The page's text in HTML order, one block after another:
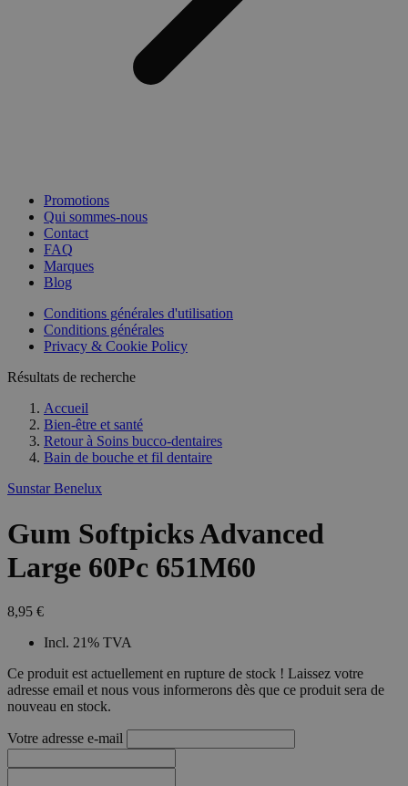
Promotions
Qui sommes-nous
Contact
FAQ
Marques
Blog
Conditions générales d'utilisation
Conditions générales
Privacy & Cookie Policy
Résultats de recherche
Accueil
Bien-être et santé
Retour à Soins bucco-dentaires
Bain de bouche et fil dentaire
Sunstar Benelux
Gum Softpicks Advanced
Large 60Pc 651M60
8,95 €
Incl. 21% TVA
Ce produit est actuellement en rupture de stock ! Laissez votre
adresse email et nous vous informerons dès que ce produit sera de
nouveau en stock.
Votre adresse e-mail